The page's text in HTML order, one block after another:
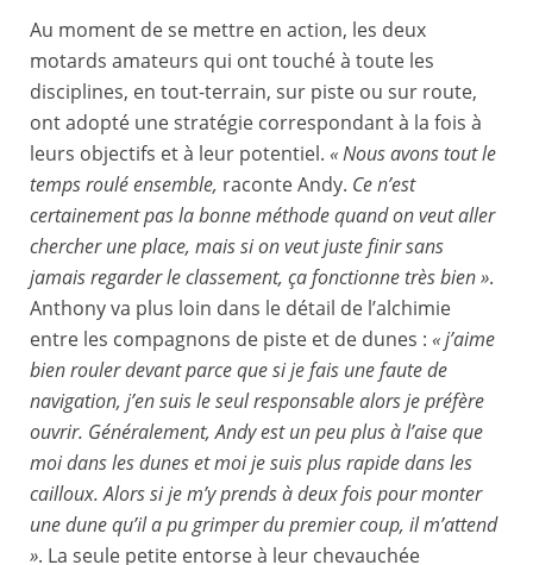
Au moment de se mettre en action, les deux
motards amateurs qui ont touché à toute les
disciplines, en tout-terrain, sur piste ou sur route,
ont adopté une stratégie correspondant à la fois à
leurs objectifs et à leur potentiel. « Nous avons tout le
temps roulé ensemble, raconte Andy. Ce n’est
certainement pas la bonne méthode quand on veut aller
chercher une place, mais si on veut juste finir sans
jamais regarder le classement, ça fonctionne très bien ».
Anthony va plus loin dans le détail de l’alchimie
entre les compagnons de piste et de dunes : « j’aime
bien rouler devant parce que si je fais une faute de
navigation, j’en suis le seul responsable alors je préfère
ouvrir. Généralement, Andy est un peu plus à l’aise que
moi dans les dunes et moi je suis plus rapide dans les
cailloux. Alors si je m’y prends à deux fois pour monter
une dune qu’il a pu grimper du premier coup, il m’attend
». La seule petite entorse à leur chevauchée